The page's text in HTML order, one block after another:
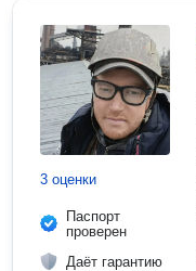
3 оценки
Паспорт
проверен
Даёт гарантию